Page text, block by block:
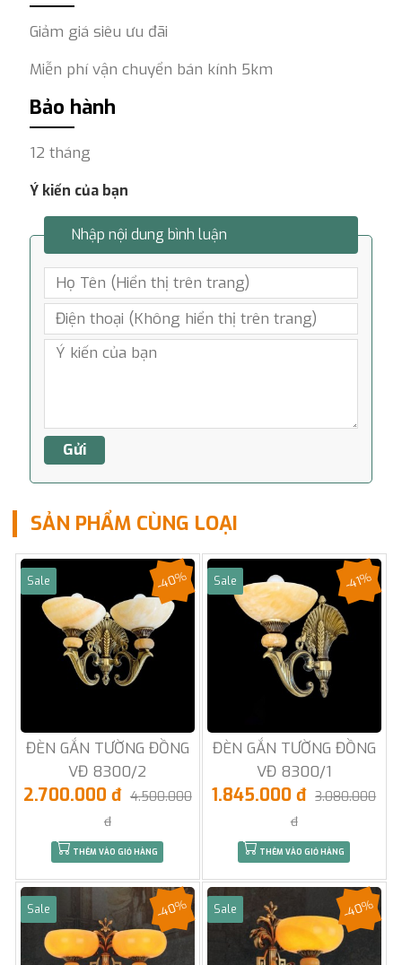
Giảm giá siêu ưu đãi
Miễn phí vận chuyển bán kính 5km
Bảo hành
12 tháng
Ý kiến của bạn
Nhập nội dung bình luận
SẢN PHẨM CÙNG LOẠI
Sale
ĐÈN GẮN TƯỜNG ĐỒNG
VĐ 8300/2
-40%
2.700.000 đ 4.500.000
đ
THÊM VÀO GIỎ HÀNG
Sale
ĐÈN GẮN TƯỜNG ĐỒNG
VĐ 8300/1
-41%
1.845.000 đ 3.080.000
đ
THÊM VÀO GIỎ HÀNG
Sale -40% Sale -40%